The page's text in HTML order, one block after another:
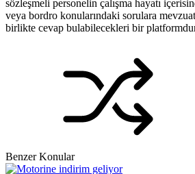
sözleşmeli personelin çalışma hayatı
veya bordro konularındaki sorulara
birlikte cevap bulabilecekleri bir
Benzer Konular